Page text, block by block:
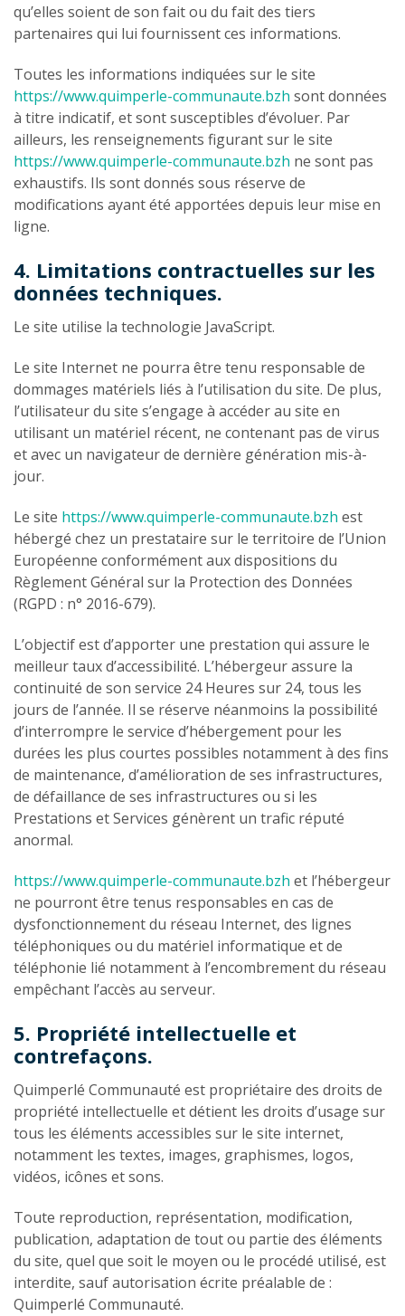
qu’elles soient de son fait ou du fait des tiers
partenaires qui lui fournissent ces informations.
Toutes les informations indiquées sur le site
https://www.quimperle-communaute.bzh sont données
à titre indicatif, et sont susceptibles d’évoluer. Par
ailleurs, les renseignements figurant sur le site
https://www.quimperle-communaute.bzh ne sont pas
exhaustifs. Ils sont donnés sous réserve de
modifications ayant été apportées depuis leur mise en
ligne.
4. Limitations contractuelles sur les
données techniques.
Le site utilise la technologie JavaScript.
Le site Internet ne pourra être tenu responsable de
dommages matériels liés à l’utilisation du site. De plus,
l’utilisateur du site s’engage à accéder au site en
utilisant un matériel récent, ne contenant pas de virus
et avec un navigateur de dernière génération mis-à-
jour.
Le site https://www.quimperle-communaute.bzh est
hébergé chez un prestataire sur le territoire de l’Union
Européenne conformément aux dispositions du
Règlement Général sur la Protection des Données
(RGPD : n° 2016-679).
L’objectif est d’apporter une prestation qui assure le
meilleur taux d’accessibilité. L’hébergeur assure la
continuité de son service 24 Heures sur 24, tous les
jours de l’année. Il se réserve néanmoins la possibilité
d’interrompre le service d’hébergement pour les
durées les plus courtes possibles notamment à des fins
de maintenance, d’amélioration de ses infrastructures,
de défaillance de ses infrastructures ou si les
Prestations et Services génèrent un trafic réputé
anormal.
https://www.quimperle-communaute.bzh et l’hébergeur
ne pourront être tenus responsables en cas de
dysfonctionnement du réseau Internet, des lignes
téléphoniques ou du matériel informatique et de
téléphonie lié notamment à l’encombrement du réseau
empêchant l’accès au serveur.
5. Propriété intellectuelle et
contrefaçons.
Quimperlé Communauté est propriétaire des droits de
propriété intellectuelle et détient les droits d’usage sur
tous les éléments accessibles sur le site internet,
notamment les textes, images, graphismes, logos,
vidéos, icônes et sons.
Toute reproduction, représentation, modification,
publication, adaptation de tout ou partie des éléments
du site, quel que soit le moyen ou le procédé utilisé, est
interdite, sauf autorisation écrite préalable de :
Quimperlé Communauté.